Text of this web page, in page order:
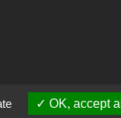
OK, accept all